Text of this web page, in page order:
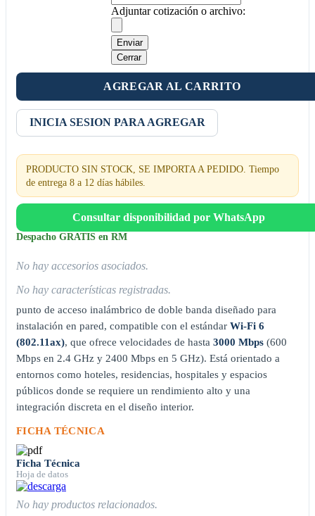
Adjuntar cotización o archivo:
Enviar
Cerrar
AGREGAR AL CARRITO
INICIA SESION PARA AGREGAR
PRODUCTO SIN STOCK, SE IMPORTA A PEDIDO. Tiempo
de entrega 8 a 12 días hábiles.
Consultar disponibilidad por WhatsApp
Despacho GRATIS en RM
No hay accesorios asociados.
No hay características registradas.
punto de acceso inalámbrico de doble banda diseñado para
instalación en pared, compatible con el estándar Wi-Fi 6
(802.11ax), que ofrece velocidades de hasta 3000 Mbps (600
Mbps en 2.4 GHz y 2400 Mbps en 5 GHz). Está orientado a
entornos como hoteles, residencias, hospitales y espacios
públicos donde se requiere un rendimiento alto y una
integración discreta en el diseño interior.
FICHA TÉCNICA
Ficha Técnica
Hoja de datos
No hay productos relacionados.